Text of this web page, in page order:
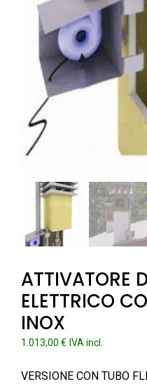
ATTIVATORE
ELETTRICO
INOX
1.013,00 € IVA incl.
VERSIONE CON TUBO